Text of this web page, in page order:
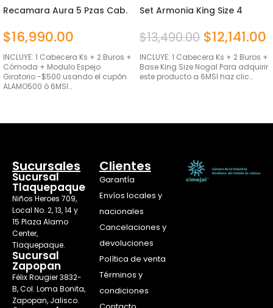
Recamara Aura 5 Pzas Cab.
$16,990.00
INCLUYE: 1 Cabecera Ks + 2 Buros +
Cómoda + Modulo Espejo
Giratorio -$500 usando el cupón
ALAMO500 ó 6MSI…
Set Armonia King Size 4
$13,490.00 $12,141.00
INCLUYE: 1 Cabecera Ks + 2 Buros +
Base King Size Nogal Para adquirir
este producto a 6MSI haz clic…
Sucursales
Sucursal
Tlaquepaque
Niños Heroes 709,
Local No. 2, 13, 14 y
15 Plaza Alamo
Center,
Tlaquepaque.
Sucursal
Zapopan
Félix Rougier 3832-
B, Col. Loma Bonita,
Zapopan, Jalisco.
Clientes
Garantía
Envíos locales y
nacionales
Cancelaciones y
devoluciones
Política de venta
Términos y
condiciones